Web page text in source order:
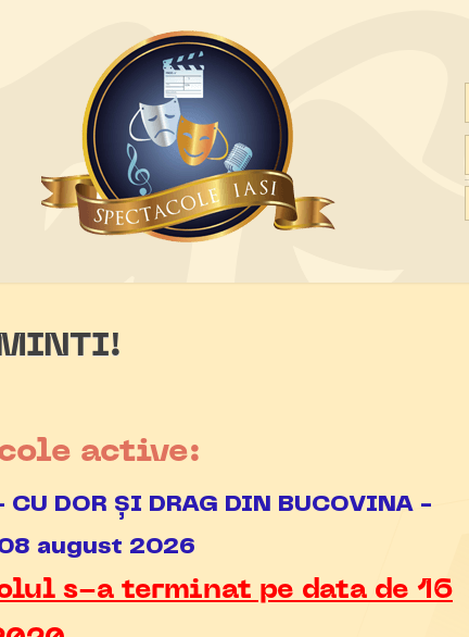
MINTI!
active:
DOR ȘI DRAG DIN BUCOVINA -
august 2026
s-a terminat pe data de 16